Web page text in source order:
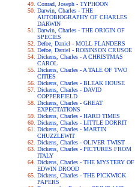
Conrad, Joseph - TYPHOON
Darwin, Charles - THE
AUTOBIOGRAPHY OF CHARLES
DARWIN
Darwin, Charles - THE ORIGIN OF
SPECIES
Defoe, Daniel - MOLL FLANDERS
Defoe, Daniel - ROBINSON CRUSOE
Dickens, Charles - A CHRISTMAS
CAROL
Dickens, Charles - A TALE OF TWO
CITIES
Dickens, Charles - BLEAK HOUSE
Dickens, Charles - DAVID
COPPERFIELD
Dickens, Charles - GREAT
EXPECTATIONS
Dickens, Charles - HARD TIMES
Dickens, Charles - LITTLE DORRIT
Dickens, Charles - MARTIN
CHUZZLEWIT
Dickens, Charles - OLIVER TWIST
Dickens, Charles - PICTURES FROM
ITALY
Dickens, Charles - THE MYSTERY OF
EDWIN DROOD
Dickens, Charles - THE PICKWICK
PAPERS